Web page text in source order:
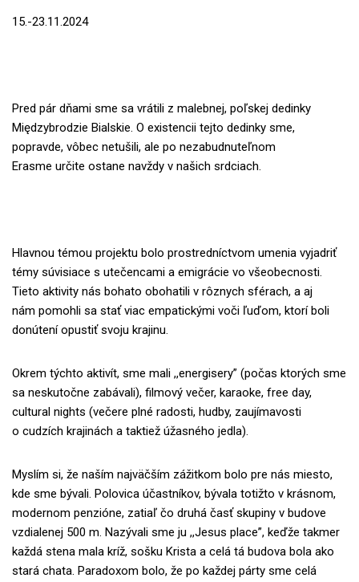
15.-23.11.2024
Pred pár dňami sme sa vrátili z malebnej, poľskej dedinky
Międzybrodzie Bialskie. O existencii tejto dedinky sme,
popravde, vôbec netušili, ale po nezabudnuteľnom
Erasme určite ostane navždy v našich srdciach.
Hlavnou témou projektu bolo prostredníctvom umenia vyjadriť
témy súvisiace s utečencami a emigrácie vo všeobecnosti.
Tieto aktivity nás bohato obohatili v rôznych sférach, a aj
nám pomohli sa stať viac empatickými voči ľuďom, ktorí boli
donútení opustiť svoju krajinu.
Okrem týchto aktivít, sme mali ,,energisery” (počas ktorých sme
sa neskutočne zabávali), filmový večer, karaoke, free day,
cultural nights (večere plné radosti, hudby, zaujímavosti
o cudzích krajinách a taktiež úžasného jedla).
Myslím si, že naším najväčším zážitkom bolo pre nás miesto,
kde sme bývali. Polovica účastníkov, bývala totižto v krásnom,
modernom penzióne, zatiaľ čo druhá časť skupiny v budove
vzdialenej 500 m. Nazývali sme ju ,,Jesus place”, keďže takmer
každá stena mala kríž, sošku Krista a celá tá budova bola ako
stará chata. Paradoxom bolo, že po každej párty sme celá